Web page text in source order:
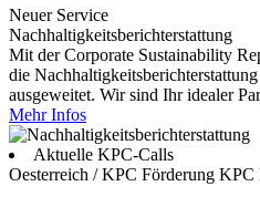
Neuer Service
Nachhaltigkeitsberichterstattung
Mit der Corporate Sustainability
die
ausgeweitet. Wir sind Ihr idealer
Mehr Infos
Aktuelle KPC-Calls
Oesterreich / KPC Förderung KPC